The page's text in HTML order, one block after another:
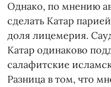
Однако, по мнению
сделать Катар
доля лицемерия.
Катар одинаково
салафитские
Разница в том, что